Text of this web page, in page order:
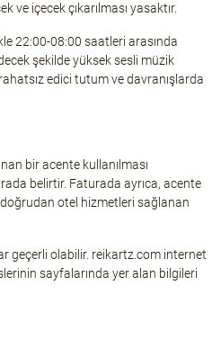
ve içecek çıkarılması yasaktır.
22:00-08:00 saatleri arasında
şekilde yüksek sesli müzik
edici tutum ve davranışlarda
bir acente kullanılması
belirtir. Faturada ayrıca, acente
otel hizmetleri sağlanan
geçerli olabilir. reikartz.com internet
sayfalarında yer alan bilgileri